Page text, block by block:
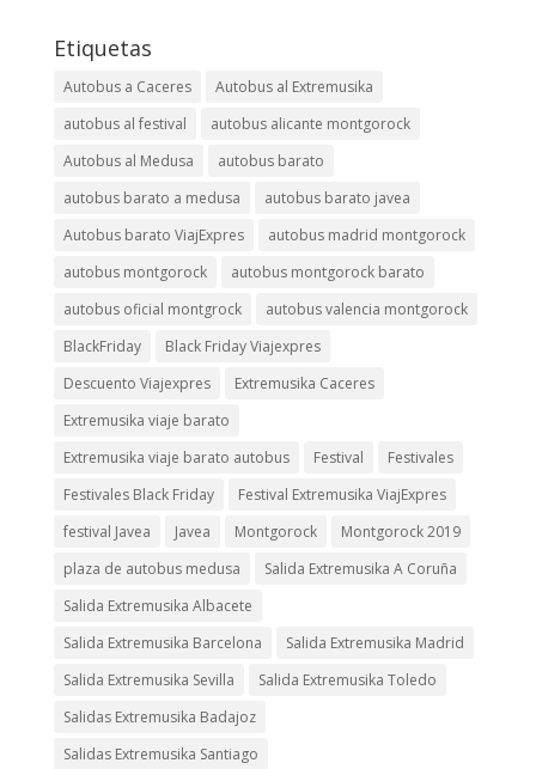
Etiquetas
Autobus a Caceres
Autobus al Extremusika
autobus al festival
autobus alicante montgorock
Autobus al Medusa
autobus barato
autobus barato a medusa
autobus barato javea
Autobus barato ViajExpres
autobus madrid montgorock
autobus montgorock
autobus montgorock barato
autobus oficial montgrock
autobus valencia montgorock
BlackFriday
Black Friday Viajexpres
Descuento Viajexpres
Extremusika Caceres
Extremusika viaje barato
Extremusika viaje barato autobus
Festival
Festivales
Festivales Black Friday
Festival Extremusika ViajExpres
festival Javea
Javea Montgorock
Montgorock 2019
plaza de autobus medusa
Salida Extremusika A Coruña
Salida Extremusika Albacete
Salida Extremusika Barcelona
Salida Extremusika Madrid
Salida Extremusika Sevilla
Salida Extremusika Toledo
Salidas Extremusika Badajoz
Salidas Extremusika Santiago